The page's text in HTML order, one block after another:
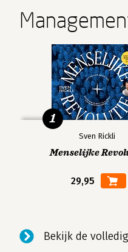
Sven Rickli
Menselijke
29,95
1
Bekijk de